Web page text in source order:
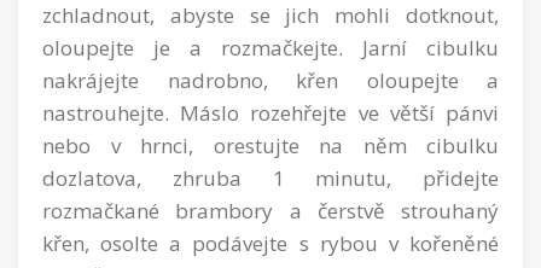
zchladnout, abyste se jich mohli dotknout,
oloupejte je a rozmačkejte. Jarní cibulku
nakrájejte nadrobno, křen oloupejte a
nastrouhejte. Máslo rozehřejte ve větší pánvi
nebo v hrnci, orestujte na něm cibulku
dozlatova, zhruba 1 minutu, přidejte
rozmačkané brambory a čerstvě strouhaný
křen, osolte a podávejte s rybou v kořeněné